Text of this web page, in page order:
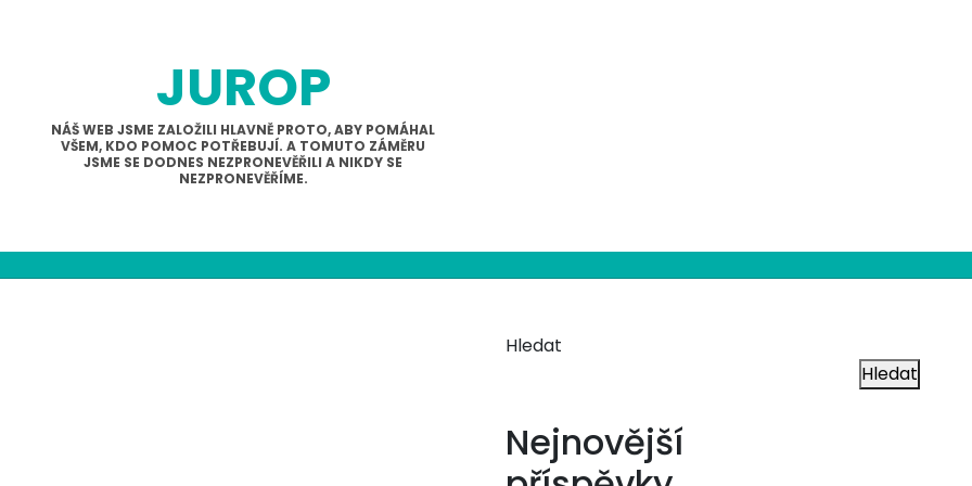
JUROP
NÁŠ WEB JSME ZALOŽILI HLAVNĚ PROTO, ABY POMÁHAL
VŠEM, KDO POMOC POTŘEBUJÍ. A TOMUTO ZÁMĚRU
JSME SE DODNES NEZPRONEVĚŘILI A NIKDY SE
NEZPRONEVĚŘÍME.
Hledat
Hledat
Nejnovější